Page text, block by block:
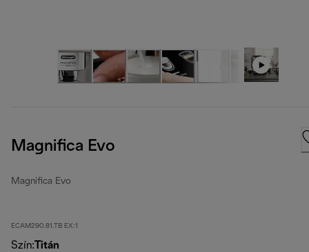
Magnifica Evo
Magnifica Evo
ECAM290.81.TB EX:1
Szín: Titán